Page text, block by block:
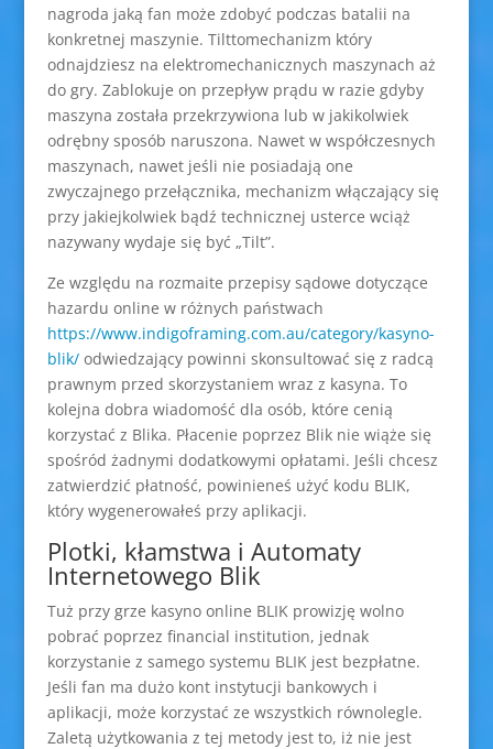
nagroda jaką fan może zdobyć podczas batalii na
konkretnej maszynie. Tilttomechanizm który
odnajdziesz na elektromechanicznych maszynach aż
do gry. Zablokuje on przepływ prądu w razie gdyby
maszyna została przekrzywiona lub w jakikolwiek
odrębny sposób naruszona. Nawet w współczesnych
maszynach, nawet jeśli nie posiadają one
zwyczajnego przełącznika, mechanizm włączający się
przy jakiejkolwiek bądź technicznej usterce wciąż
nazywany wydaje się być „Tilt”.
Ze względu na rozmaite przepisy sądowe dotyczące
hazardu online w różnych państwach
https://www.indigoframing.com.au/category/kasyno-
blik/odwiedzający powinni skonsultować się z radcą
prawnym przed skorzystaniem wraz z kasyna. To
kolejna dobra wiadomość dla osób, które cenią
korzystać z Blika. Płacenie poprzez Blik nie wiąże się
spośród żadnymi dodatkowymi opłatami. Jeśli chcesz
zatwierdzić płatność, powinieneś użyć kodu BLIK,
który wygenerowałeś przy aplikacji.
Plotki, kłamstwa i Automaty
Internetowego Blik
Tuż przy grze kasyno online BLIK prowizję wolno
pobrać poprzez financial institution, jednak
korzystanie z samego systemu BLIK jest bezpłatne.
Jeśli fan ma dużo kont instytucji bankowych i
aplikacji, może korzystać ze wszystkich równolegle.
Zaletą użytkowania z tej metody jest to, iż nie jest